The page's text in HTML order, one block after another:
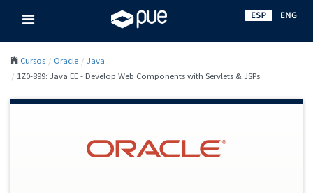
Cursos Oracle
Java
1Z0-899: Java EE - Develop Web Components with Servlets & JSPs